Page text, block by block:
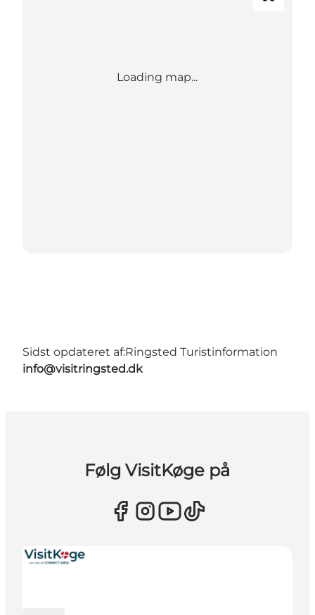
Loading map...
Sidst opdateret af:Ringsted Turistinformation
info@visitringsted.dk
Følg VisitKøge på